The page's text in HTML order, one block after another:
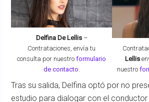
Delfina De Lellis–
Contrataciones, envía tu
consulta por nuestroformulario
de contacto
Lellis
nuestro
Tras su salida, Delfina optó por no
estudio para dialogar con el